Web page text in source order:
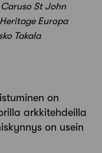
St John
Europa
Takala
on
arkkitehdeilla
on usein